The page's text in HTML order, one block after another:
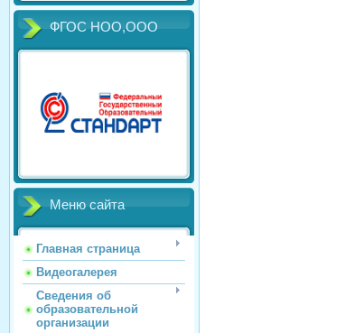
ФГОС НОО,ООО
Меню сайта
Главная страница
Видеогалерея
Сведения об
образовательной
организации